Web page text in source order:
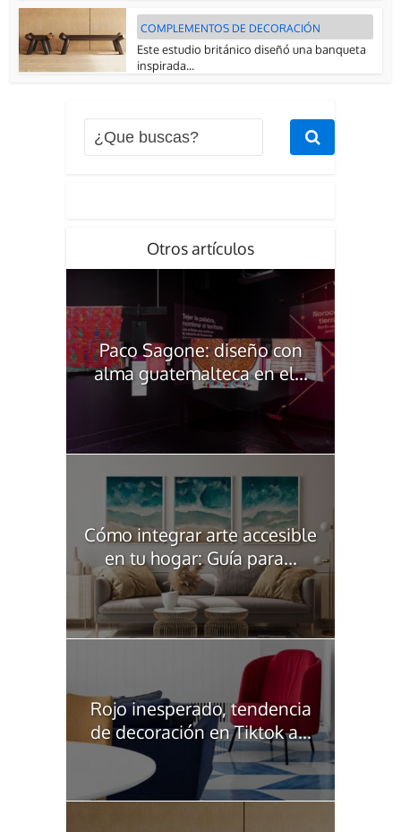
COMPLEMENTOS DE DECORACIÓN
Este estudio británico diseñó una banqueta
inspirada...
Otros artículos
Paco Sagone: diseño con
alma guatemalteca en el...
Cómo integrar arte accesible
en tu hogar: Guía para...
Rojo inesperado, tendencia
de decoración en Tiktok a...